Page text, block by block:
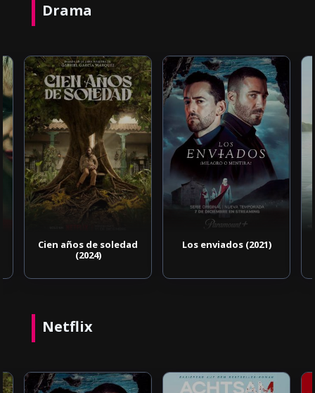
Drama
Cien años de soledad
(2024)
Los enviados (2021)
Netflix